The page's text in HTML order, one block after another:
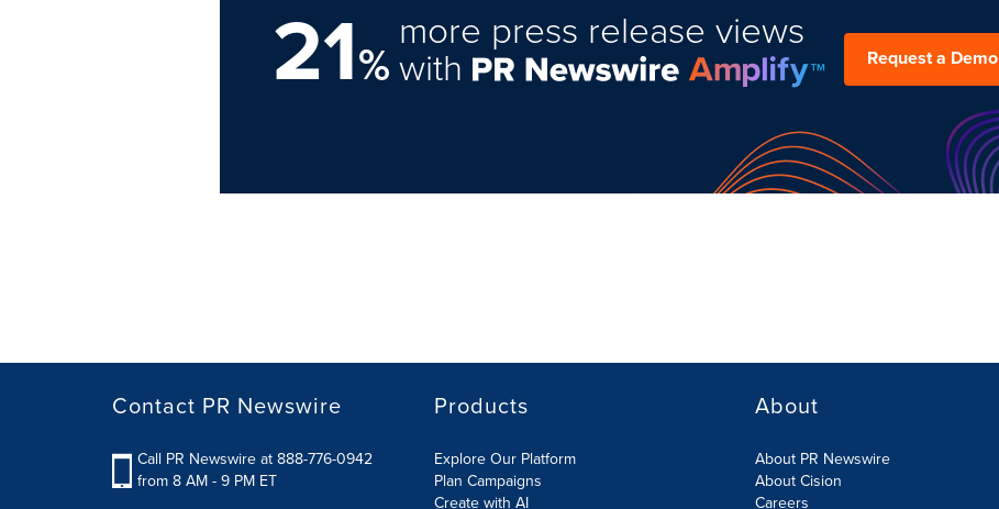
21%
more press release views
with Request a Demo
Contact PR Newswire
Call PR Newswire at 888-776-0942
from 8 AM - 9 PM ET
Products
Explore Our Platform
Plan Campaigns
Create with AI
About
About PR Newswire
About Cision
Careers